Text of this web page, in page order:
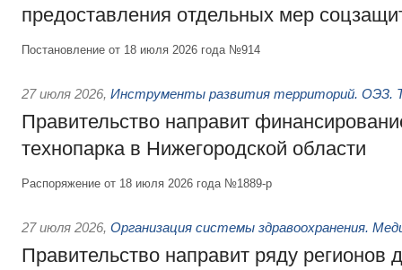
предоставления отдельных мер
Постановление от 18 июля 2026 года №914
27 июля 2026, Инструменты развития территорий. ОЭЗ.
Правительство направит
технопарка в Нижегородской области
Распоряжение от 18 июля 2026 года №1889-р
27 июля 2026, Организация системы здравоохранения.
Правительство направит ряду регионов